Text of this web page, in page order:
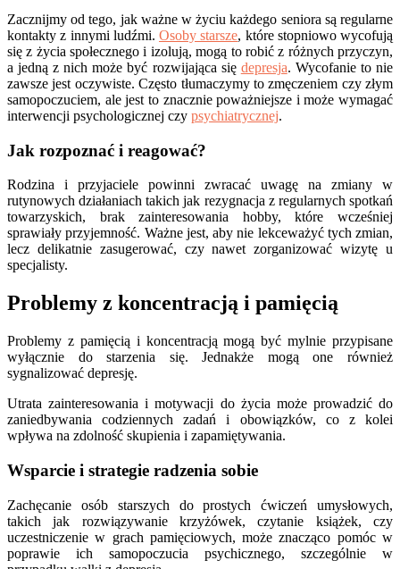
Zacznijmy od tego, jak ważne w życiu każdego seniora są regularne
kontakty z innymi ludźmi. Osoby starsze, które stopniowo wycofują
się z życia społecznego i izolują, mogą to robić z różnych przyczyn,
a jedną z nich może być rozwijająca się depresja. Wycofanie to nie
zawsze jest oczywiste. Często tłumaczymy to zmęczeniem czy złym
samopoczuciem, ale jest to znacznie poważniejsze i może wymagać
interwencji psychologicznej czy psychiatrycznej.
Jak rozpoznać i reagować?
Rodzina i przyjaciele powinni zwracać uwagę na zmiany w
rutynowych działaniach takich jak rezygnacja z regularnych spotkań
towarzyskich, brak zainteresowania hobby, które wcześniej
sprawiały przyjemność. Ważne jest, aby nie lekceważyć tych zmian,
lecz delikatnie zasugerować, czy nawet zorganizować wizytę u
specjalisty.
Problemy z koncentracją i pamięcią
Problemy z pamięcią i koncentracją mogą być mylnie przypisane
wyłącznie do starzenia się. Jednakże mogą one również
sygnalizować depresję.
Utrata zainteresowania i motywacji do życia może prowadzić do
zaniedbywania codziennych zadań i obowiązków, co z kolei
wpływa na zdolność skupienia i zapamiętywania.
Wsparcie i strategie radzenia sobie
Zachęcanie osób starszych do prostych ćwiczeń umysłowych,
takich jak rozwiązywanie krzyżówek, czytanie książek, czy
uczestniczenie w grach pamięciowych, może znacząco pomóc w
poprawie ich samopoczucia psychicznego, szczególnie w